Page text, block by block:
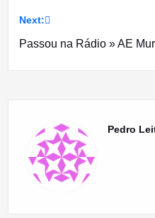
artigos
Next:
Passou na Rádio » AE
Pedro